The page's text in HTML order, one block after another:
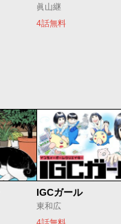
眞山継
4話無料
IGCガール
東和広